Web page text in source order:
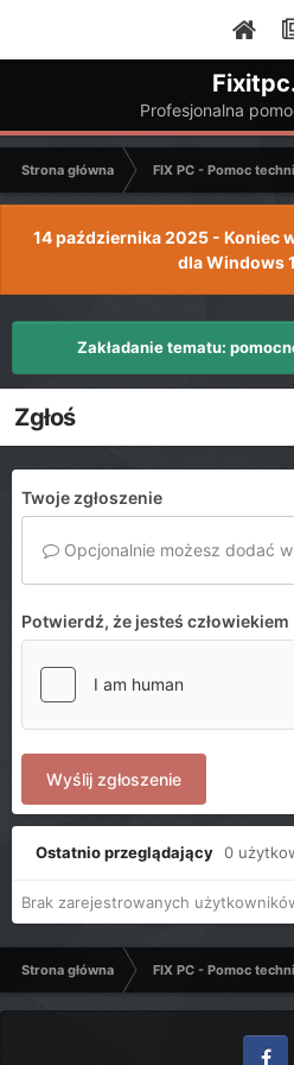
Profesjonalna
Strona główna FIX PC - Pomoc
14 października 2025 - Koniec
dla Windows
Zakładanie tematu:
Zgłoś
Twoje zgłoszenie
Opcjonalnie możesz dodać
Potwierdź, że jesteś człowiekiem
Wyślij zgłoszenie
Ostatnio przeglądający 0
Brak zarejestrowanych
Strona główna FIX PC - Pomoc